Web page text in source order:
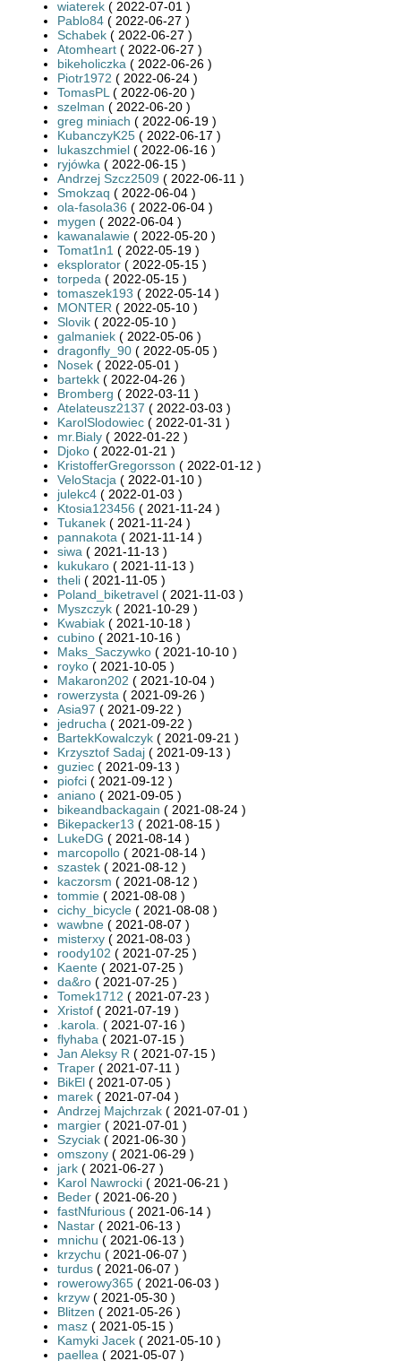
wiaterek ( 2022-07-01 )
Pablo84 ( 2022-06-27 )
Schabek ( 2022-06-27 )
Atomheart ( 2022-06-27 )
bikeholiczka ( 2022-06-26 )
Piotr1972 ( 2022-06-24 )
TomasPL ( 2022-06-20 )
szelman ( 2022-06-20 )
greg miniach ( 2022-06-19 )
KubanczyK25 ( 2022-06-17 )
lukaszchmiel ( 2022-06-16 )
ryjówka ( 2022-06-15 )
Andrzej Szcz2509 ( 2022-06-11 )
Smokzaq ( 2022-06-04 )
ola-fasola36 ( 2022-06-04 )
mygen ( 2022-06-04 )
kawanalawie ( 2022-05-20 )
Tomat1n1 ( 2022-05-19 )
eksplorator ( 2022-05-15 )
torpeda ( 2022-05-15 )
tomaszek193 ( 2022-05-14 )
MONTER ( 2022-05-10 )
Slovik ( 2022-05-10 )
galmaniek ( 2022-05-06 )
dragonfly_90 ( 2022-05-05 )
Nosek ( 2022-05-01 )
bartekk ( 2022-04-26 )
Bromberg ( 2022-03-11 )
Atelateusz2137 ( 2022-03-03 )
KarolSlodowiec ( 2022-01-31 )
mr.Bialy ( 2022-01-22 )
Djoko ( 2022-01-21 )
KristofferGregorsson ( 2022-01-12 )
VeloStacja ( 2022-01-10 )
julekc4 ( 2022-01-03 )
Ktosia123456 ( 2021-11-24 )
Tukanek ( 2021-11-24 )
pannakota ( 2021-11-14 )
siwa ( 2021-11-13 )
kukukaro ( 2021-11-13 )
theli ( 2021-11-05 )
Poland_biketravel ( 2021-11-03 )
Myszczyk ( 2021-10-29 )
Kwabiak ( 2021-10-18 )
cubino ( 2021-10-16 )
Maks_Saczywko ( 2021-10-10 )
royko ( 2021-10-05 )
Makaron202 ( 2021-10-04 )
rowerzysta ( 2021-09-26 )
Asia97 ( 2021-09-22 )
jedrucha ( 2021-09-22 )
BartekKowalczyk ( 2021-09-21 )
Krzysztof Sadaj ( 2021-09-13 )
guziec ( 2021-09-13 )
piofci ( 2021-09-12 )
aniano ( 2021-09-05 )
bikeandbackagain ( 2021-08-24 )
Bikepacker13 ( 2021-08-15 )
LukeDG ( 2021-08-14 )
marcopollo ( 2021-08-14 )
szastek ( 2021-08-12 )
kaczorsm ( 2021-08-12 )
tommie ( 2021-08-08 )
cichy_bicycle ( 2021-08-08 )
wawbne ( 2021-08-07 )
misterxy ( 2021-08-03 )
roody102 ( 2021-07-25 )
Kaente ( 2021-07-25 )
da&ro ( 2021-07-25 )
Tomek1712 ( 2021-07-23 )
Xristof ( 2021-07-19 )
.karola. ( 2021-07-16 )
flyhaba ( 2021-07-15 )
Jan Aleksy R ( 2021-07-15 )
Traper ( 2021-07-11 )
BikEl ( 2021-07-05 )
marek ( 2021-07-04 )
Andrzej Majchrzak ( 2021-07-01 )
margier ( 2021-07-01 )
Szyciak ( 2021-06-30 )
omszony ( 2021-06-29 )
jark ( 2021-06-27 )
Karol Nawrocki ( 2021-06-21 )
Beder ( 2021-06-20 )
fastNfurious ( 2021-06-14 )
Nastar ( 2021-06-13 )
mnichu ( 2021-06-13 )
krzychu ( 2021-06-07 )
turdus ( 2021-06-07 )
rowerowy365 ( 2021-06-03 )
krzyw ( 2021-05-30 )
Blitzen ( 2021-05-26 )
masz ( 2021-05-15 )
Kamyki Jacek ( 2021-05-10 )
paellea ( 2021-05-07 )